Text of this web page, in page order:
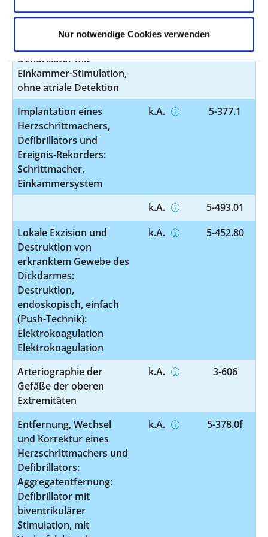
Nur notwendige Cookies verwenden
Defibrillator mit
Einkammer-Stimulation,
Defibrillator mit
Einkammer-Stimulation,
ohne atriale Detektion
Implantation eines
Herzschrittmachers,
Defibrillators und
Ereignis-Rekorders:
Schrittmacher,
Einkammersystem
k.A. 5-377.1
k.A.
5-493.01
Lokale Exzision und
Destruktion von
erkranktem Gewebe des
Dickdarmes:
Destruktion,
endoskopisch, einfach
(Push-Technik):
Elektrokoagulation
Elektrokoagulation
k.A. 5-452.80
Arteriographie der
Gefäße der oberen
Extremitäten
k.A. 3-606
Entfernung, Wechsel
und Korrektur eines
Herzschrittmachers und
Defibrillators:
Aggregatentfernung:
Defibrillator mit
biventrikulärer
Stimulation, mit
k.A. 5-378.0f